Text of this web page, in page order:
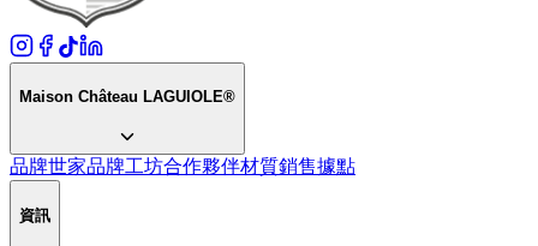
Maison Château LAGUIOLE®
品牌世家品牌工坊合作夥伴材質銷售據點
資訊